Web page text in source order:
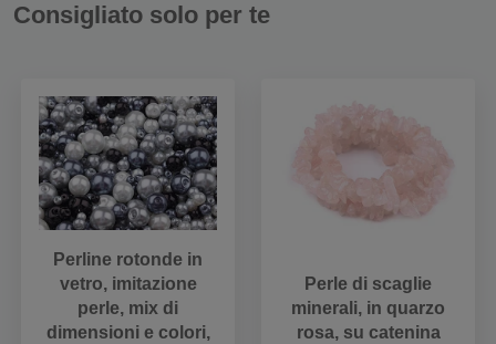
Consigliato solo per te
Perline rotonde in
vetro, imitazione
perle, mix di
dimensioni e colori,
Perle di scaglie
minerali, in quarzo
rosa, su catenina